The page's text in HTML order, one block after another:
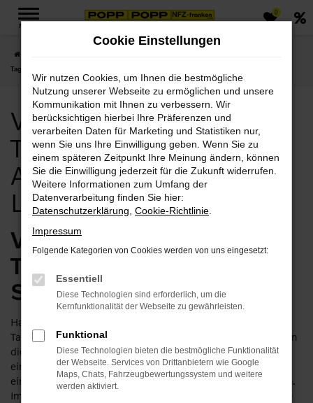
Zum
MENÜ
0
Tageszulassung Angebote mit Lieferservice nach Jena
Volvo Jena, Volvo XC40
Tageszulassung
Angebote mit
Lieferservice nach Jena
Volvo XC40
Tageszulassung – Ihr
Sparvorteil für Jena
Haben Sie schon einmal über eine Volvo XC40
Tageszulassung für Jena nachgedacht? Wir verraten Ihnen an
dieser Stelle, dass es sich um die günstigste Möglichkeit
eines Neuwagenkaufs handelt. Wie das funktioniert? Ganz
einfach, indem Sie mit uns über Ihren Traumwagen sprechen.
Im Bereich Volvo XC40 Tageszulassung halten wir stets eine
Cookie Einstellungen
Wir nutzen Cookies, um Ihnen die bestmögliche
Nutzung unserer Webseite zu ermöglichen und unsere
Kommunikation mit Ihnen zu verbessern. Wir
berücksichtigen hierbei Ihre Präferenzen und
verarbeiten Daten für Marketing und Statistiken nur,
wenn Sie uns Ihre Einwilligung geben. Wenn Sie zu
einem späteren Zeitpunkt Ihre Meinung ändern, können
Sie die Einwilligung jederzeit für die Zukunft widerrufen.
Weitere Informationen zum Umfang der
Datenverarbeitung finden Sie hier:
Datenschutzerklärung Cookie-Richtlinie
Impressum
Folgende Kategorien von Cookies werden von uns eingesetzt:
Essentiell
Diese Technologien sind erforderlich, um die
Kernfunktionalität der Webseite zu gewährleisten.
Funktional
Diese Technologien bieten die bestmögliche Funktionalität
der Webseite. Services von Drittanbietern wie Google
Maps, Chats, Fahrzeugbewertungssystem und weitere
werden aktiviert.